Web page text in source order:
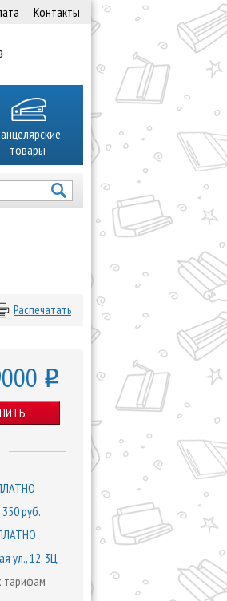
Контакты
товары
Распечатать
o
руб.
ул., 12, 3Ц
тарифам